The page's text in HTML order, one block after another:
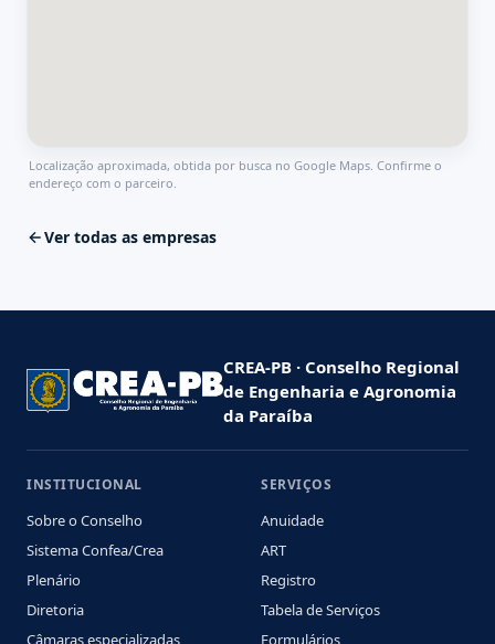
Localização aproximada, obtida por busca no Google Maps. Confirme o
endereço com o parceiro.
Ver todas as empresas
CREA-PB · Conselho Regional
de Engenharia e Agronomia
da Paraíba
INSTITUCIONAL
Sobre o Conselho
Sistema Confea/Crea
Plenário
Diretoria
Câmaras especializadas
SERVIÇOS
Anuidade
ART
Registro
Tabela de Serviços
Formulários